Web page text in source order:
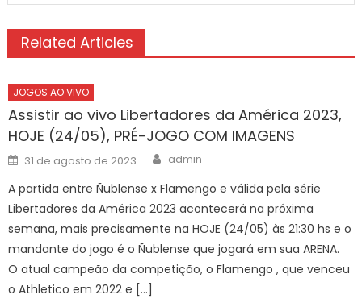
Related Articles
JOGOS AO VIVO
Assistir ao vivo Libertadores da América 2023,
HOJE (24/05), PRÉ-JOGO COM IMAGENS
Posted
on
31 de agosto de 2023 Author
admin
A partida entre Ñublense x Flamengo e válida pela série
Libertadores da América 2023 acontecerá na próxima
semana, mais precisamente na HOJE (24/05) às 21:30 hs e o
mandante do jogo é o Ñublense que jogará em sua ARENA.
O atual campeão da competição, o Flamengo , que venceu
o Athletico em 2022 e […]